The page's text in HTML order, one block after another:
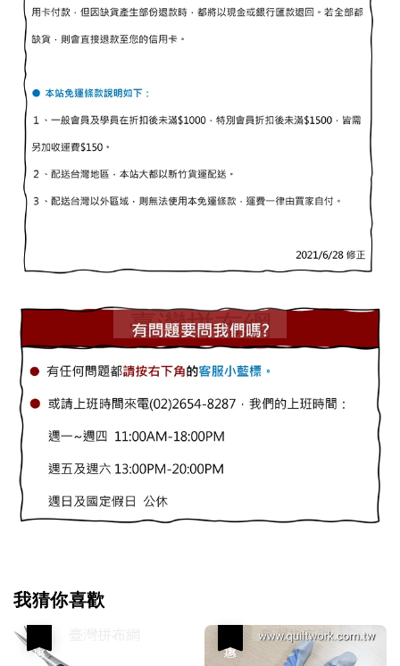
我猜你喜歡